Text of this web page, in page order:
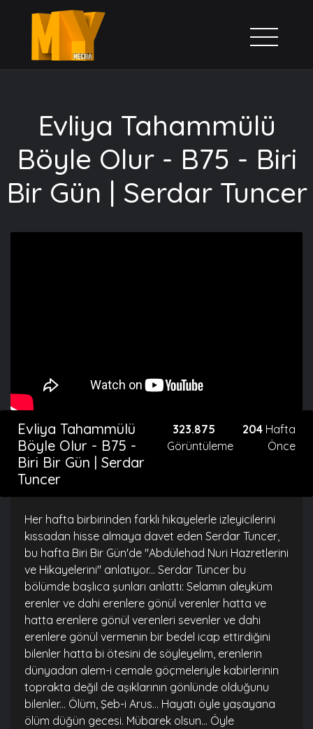
Evliya Tahammülü
Böyle Olur - B75 - Biri
Bir Gün | Serdar Tuncer
Evliya Tahammülü
Böyle Olur - B75 -
Biri Bir Gün | Serdar
Tuncer
323.875
Görüntüleme
204 Hafta
Önce
Her hafta birbirinden farklı hikayelerle izleyicilerini
kıssadan hisse almaya davet eden Serdar Tuncer,
bu hafta Biri Bir Gün'de "Abdülehad Nuri Hazretlerini
ve Hikayelerini" anlatıyor... Serdar Tuncer bu
bölümde başlıca şunları anlattı: Selamın aleyküm
erenler ve dahi erenlere gönül verenler hatta ve
hatta erenlere gönül verenleri sevenler ve dahi
erenlere gönül vermenin bir bedel icap ettirdiğini
bilenler hatta bi ötesini de söyleyelim, erenlerin
dünyadan alem-i cemale göçmeleriyle kabirlerinin
toprakta değil de aşıklarının gönlünde olduğunu
bilenler... Ölüm, Şeb-i Arus... Hayatı öyle yaşayana
ölüm düğün gecesi. Mübarek olsun... Öyle